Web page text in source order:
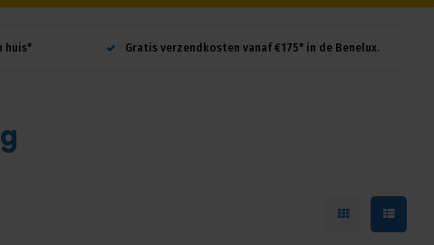
huis* Gratis verzendkosten vanaf €175* in de Benelux.